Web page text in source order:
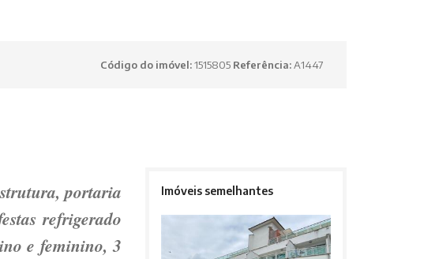
Código do imóvel:1515805 Referência:A1447
portaria
refrigerado
e feminino, 3
Imóveis semelhantes